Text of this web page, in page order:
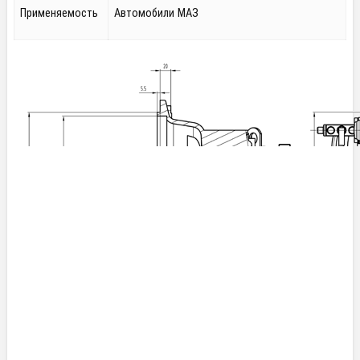
Применяемость
Автомобили МАЗ